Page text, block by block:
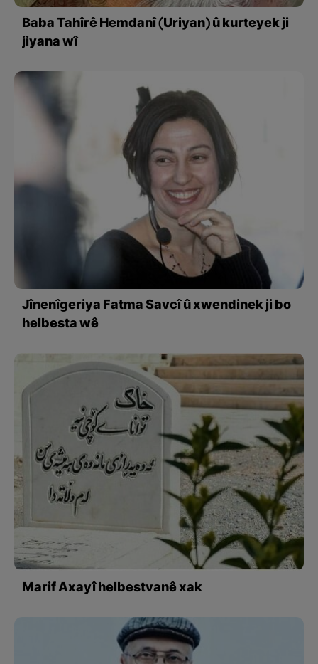
Baba Tahîrê Hemdanî (Uriyan) û kurteyek ji
jiyana wî
Jînenîgeriya Fatma Savcî û xwendinek ji bo
helbesta wê
Marif Axayî helbestvanê xak